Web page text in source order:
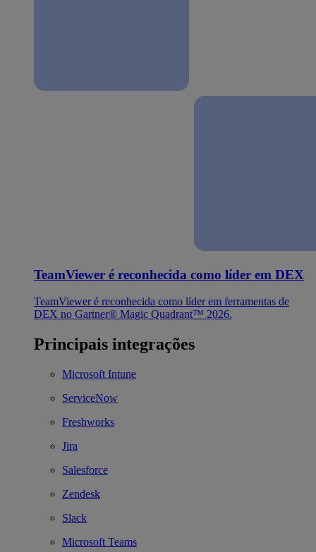
TeamViewer é reconhecida como líder em DEX
TeamViewer é reconhecida como líder em ferramentas de
DEX no Gartner® Magic Quadrant™ 2026.
Principais integrações
Microsoft Intune
ServiceNow
Freshworks
Jira
Salesforce
Zendesk
Slack
Microsoft Teams